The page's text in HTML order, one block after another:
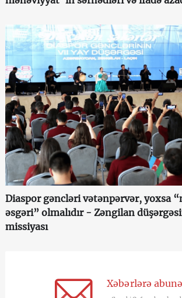
Diaspor gəncləri vətənpərvər, yoxsa
əsgəri” olmalıdır - Zəngilan
missiyası
Xəbərlərə